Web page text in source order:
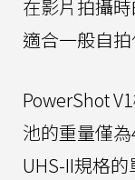
在影片拍攝
適合一般自拍
PowerShot
池的重量僅
UHS-II規格